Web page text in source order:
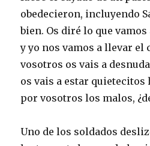
obedecieron, incluyendo
bien. Os diré lo que
y yo nos vamos a llevar el
vosotros os vais a
os vais a estar quietecitos
por vosotros los malos,
Uno de los soldados